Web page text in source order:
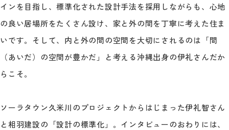
インを目指し、標準化された設計手法を採用しながらも、心地
の良い居場所をたくさん設け、家と外の間を丁寧に考えた住ま
いです。そして、内と外の間の空間を大切にされるのは「間
（あいだ）の空間が豊かだ」と考える沖縄出身の伊礼さんだか
らこそ。
ソーラタウン久米川のプロジェクトからはじまった伊礼智さん
と相羽建設の「設計の標準化」。インタビューのおわりには、